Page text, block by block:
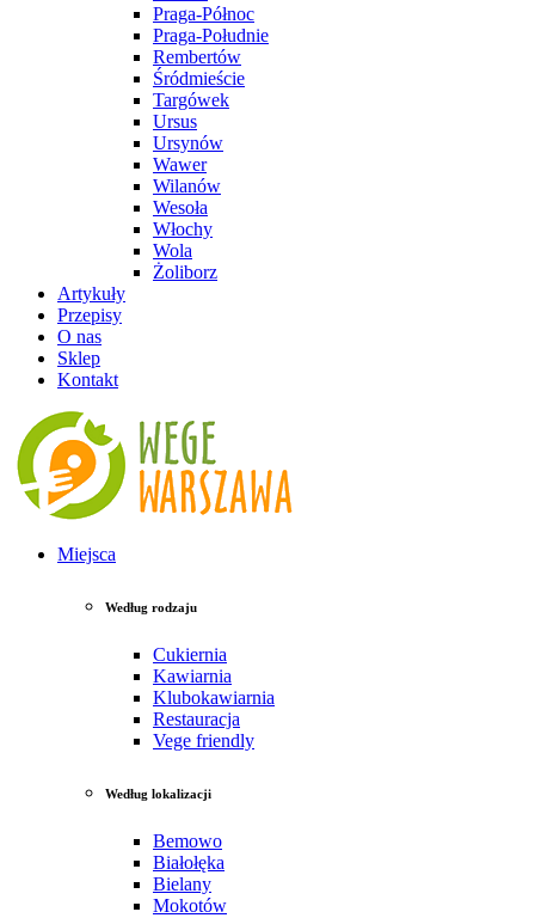
Praga-Północ
Praga-Południe
Rembertów
Śródmieście
Targówek
Ursus
Ursynów
Wawer
Wilanów
Wesoła
Włochy
Wola
Żoliborz
Artykuły
Przepisy
O nas
Sklep
Kontakt
Miejsca
Według rodzaju
Cukiernia
Kawiarnia
Klubokawiarnia
Restauracja
Vege friendly
Według lokalizacji
Bemowo
Białołęka
Bielany
Mokotów